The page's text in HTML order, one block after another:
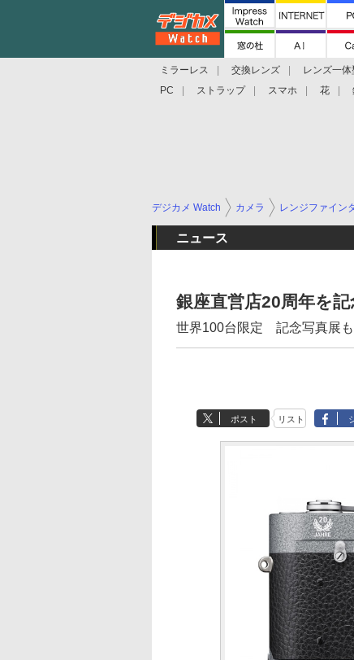
ミラーレス 交換レンズ レンズ一体
PC
ストラップ スマホ 花
デジカメ Watch カメラ レンジファイン
ニュース
銀座直営店20周年を
世界100台限定 記念写真展
ポスト リスト